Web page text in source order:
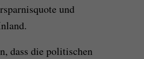
und
dass die politischen